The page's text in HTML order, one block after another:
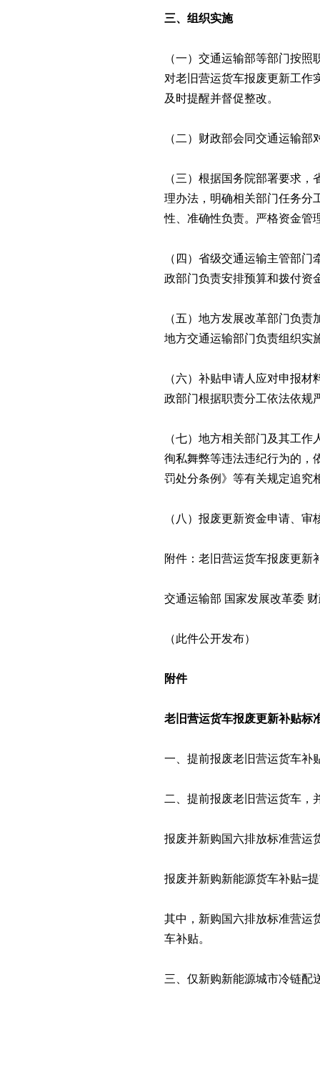
三、组织实施
（一）交通运输部等部门按
对老旧营运货车报废更新工作
及时提醒并督促整改。
（二）财政部会同交通运输
（三）根据国务院部署要求
理办法，明确相关部门任务分
性、准确性负责。严格资金管
（四）省级交通运输主管部
政部门负责安排预算和拨付资
（五）地方发展改革部门负
地方交通运输部门负责组织实
（六）补贴申请人应对申报
政部门根据职责分工依法依规
（七）地方相关部门及其工
徇私舞弊等违法违纪行为的，
罚处分条例》等有关规定追究
（八）报废更新资金申请、
附件：老旧营运货车报废更新
交通运输部 国家发展改革委
（此件公开发布）
附件
老旧营运货车报废更新补贴标
一、提前报废老旧营运货车补
二、提前报废老旧营运货车，
报废并新购国六排放标准营运
报废并新购新能源货车补贴=
其中，新购国六排放标准营运
车补贴。
三、仅新购新能源城市冷链配